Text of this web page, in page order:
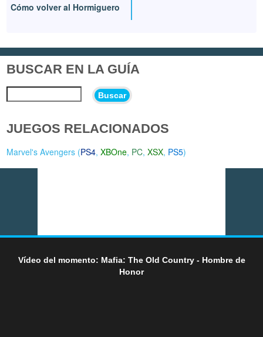
Cómo volver al Hormiguero
BUSCAR EN LA GUÍA
Buscar
JUEGOS RELACIONADOS
Marvel's Avengers (PS4,XBOne, PC,XSX, PS5)
Vídeo del momento: Mafia: The Old Country - Hombre de
Honor